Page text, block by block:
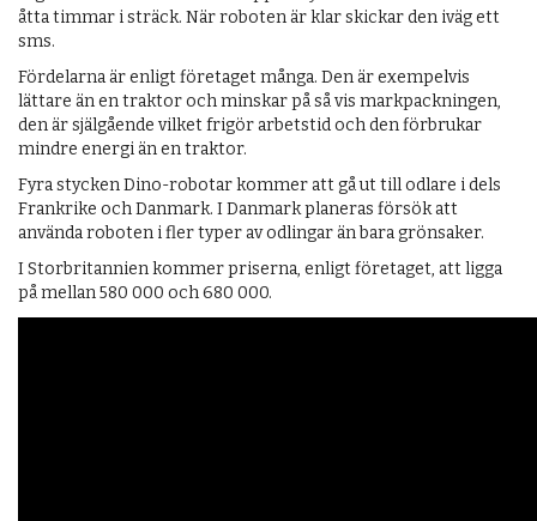
åtta timmar i sträck. När roboten är klar skickar den iväg ett
sms.
Fördelarna är enligt företaget många. Den är exempelvis
lättare än en traktor och minskar på så vis markpackningen,
den är själgående vilket frigör arbetstid och den förbrukar
mindre energi än en traktor.
Fyra stycken Dino-robotar kommer att gå ut till odlare i dels
Frankrike och Danmark. I Danmark planeras försök att
använda roboten i fler typer av odlingar än bara grönsaker.
I Storbritannien kommer priserna, enligt företaget, att ligga
på mellan 580 000 och 680 000.